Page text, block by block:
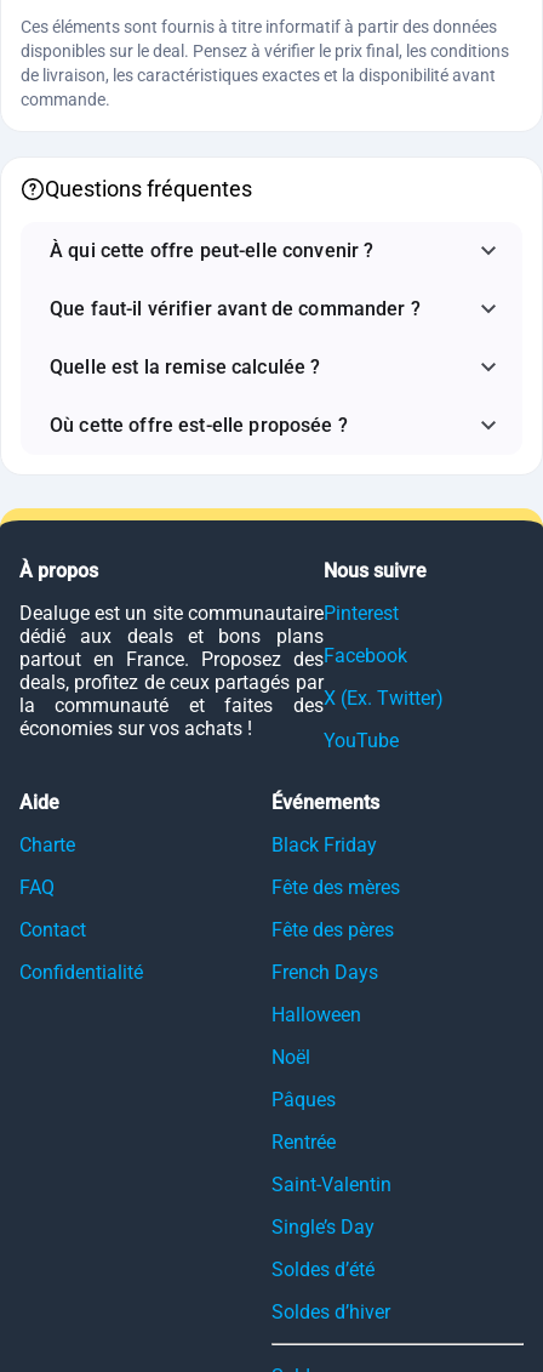
Ces éléments sont fournis à titre informatif à partir des données
disponibles sur le deal. Pensez à vérifier le prix final, les conditions
de livraison, les caractéristiques exactes et la disponibilité avant
commande.
Questions fréquentes
À qui cette offre peut-elle convenir ?
Que faut-il vérifier avant de commander ?
Quelle est la remise calculée ?
Où cette offre est-elle proposée ?
À propos
Dealuge est un site communautaire
dédié aux deals et bons plans
partout en France. Proposez des
deals, profitez de ceux partagés par
la communauté et faites des
économies sur vos achats !
Nous suivre
Pinterest
Facebook
X (Ex. Twitter)
YouTube
Aide
Charte
FAQ
Contact
Confidentialité
Événements
Black Friday
Fête des mères
Fête des pères
French Days
Halloween
Noël
Pâques
Rentrée
Saint-Valentin
Single’s Day
Soldes d’été
Soldes d’hiver